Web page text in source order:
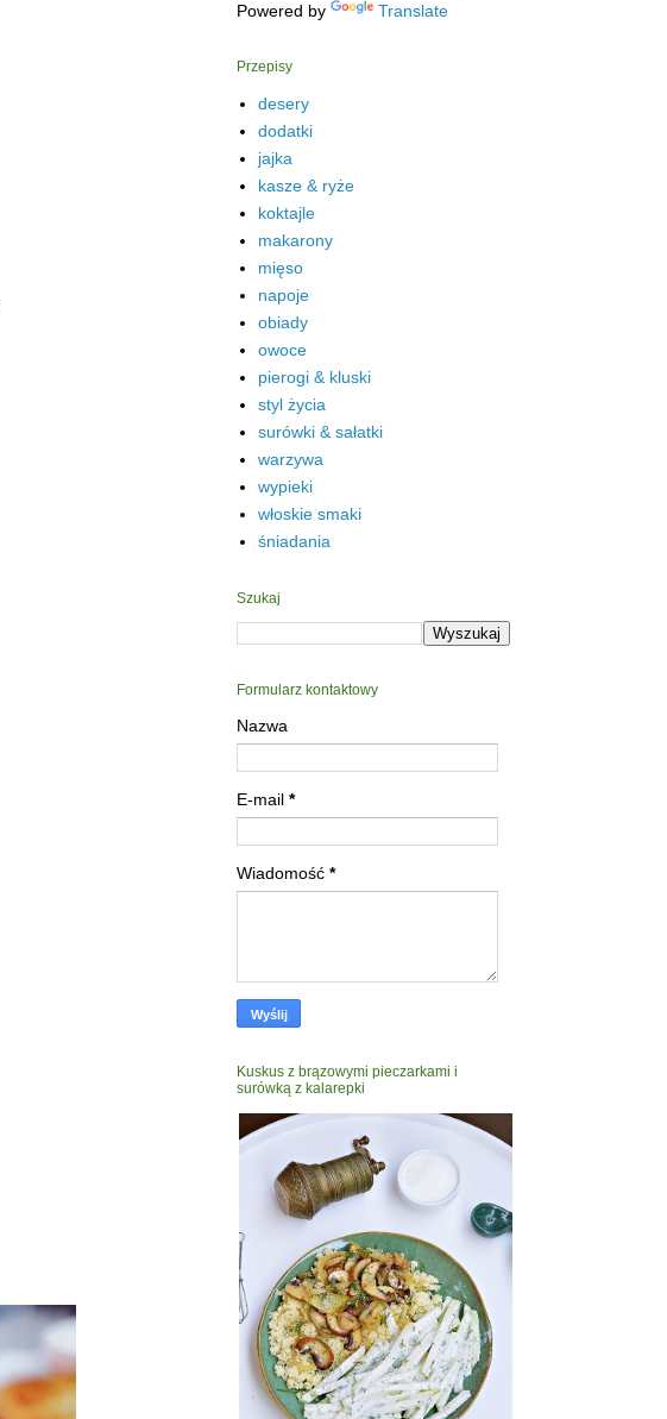
Powered by Translate
Przepisy
desery
dodatki
jajka
kasze & ryże
koktajle
makarony
mięso
napoje
obiady
owoce
pierogi & kluski
styl życia
surówki & sałatki
warzywa
wypieki
włoskie smaki
śniadania
Szukaj
Formularz kontaktowy
Nazwa
E-mail *
Wiadomość *
Kuskus z brązowymi pieczarkami i
surówką z kalarepki